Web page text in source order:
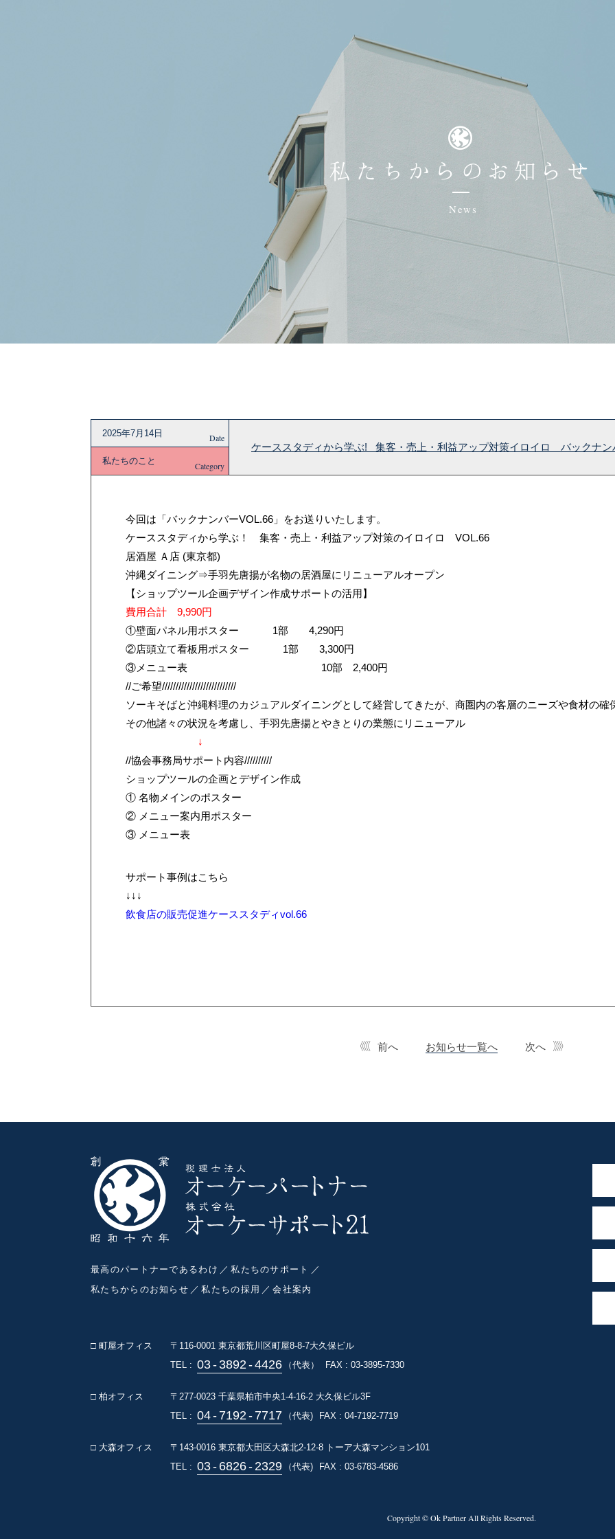
私たちからのお知らせ
News
2025年7月14日 Date
私たちのこと Category
ケーススタディから学ぶ! 集客・売上・利益アップ対策イロイロ バックナン
今回は「バックナンバーVOL.66」をお送りいたします。
ケーススタディから学ぶ！ 集客・売上・利益アップ対策のイロイロ VOL.66
居酒屋 Ａ店 (東京都)
沖縄ダイニング⇒手羽先唐揚が名物の居酒屋にリニューアルオープン
【ショップツール企画デザイン作成サポートの活用】
費用合計 9,990円
①壁面パネル用ポスター 1部 4,290円
②店頭立て看板用ポスター 1部 3,300円
③メニュー表 10部 2,400円
//ご希望///////////////////////////
ソーキそばと沖縄料理のカジュアルダイニングとして経営してきたが、商圏内の客層のニーズや食材の確
その他諸々の状況を考慮し、手羽先唐揚とやきとりの業態にリニューアル
↓
//協会事務局サポート内容//////////
ショップツールの企画とデザイン作成
① 名物メインのポスター
② メニュー案内用ポスター
③ メニュー表
サポート事例はこちら
↓↓↓
飲食店の販売促進ケーススタディvol.66
前へ お知らせ一覧へ 次へ
最高のパートナーであるわけ
私たちのサポート
私たちからのお知らせ
私たちの採用 会社案内
□ 町屋オフィス 〒116-0001 東京都荒川区町屋8-8-7大久保ビル
TEL : 03- 3892-4426 （代表） FAX : 03-3895-7330
□ 柏オフィス 〒277-0023 千葉県柏市中央1-4-16-2 大久保ビル3F
TEL : 04- 7192- 7717 （代表) FAX : 04-7192-7719
□ 大森オフィス 〒143-0016 東京都大田区大森北2-12-8 トーア大森マンション101
TEL : 03- 6826- 2329 （代表) FAX : 03-6783-4586
Copyright © Ok Partner All Rights Reserved.